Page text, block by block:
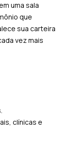
uma sala
que
sua carteira
vez mais
clínicas e